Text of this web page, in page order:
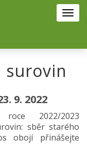
9. 2022
2022/2023
sběr starého
obojí přinášejte